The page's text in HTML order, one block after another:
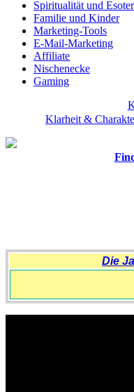
Spiritualität und
Familie und Kinder
Marketing-Tools
E-Mail-Marketing
Affiliate
Nischenecke
Gaming
Klarheit &
Die